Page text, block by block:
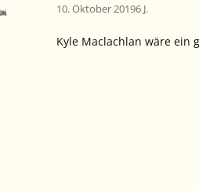
10. Oktober 20196 J.
Kyle Maclachlan wäre ein